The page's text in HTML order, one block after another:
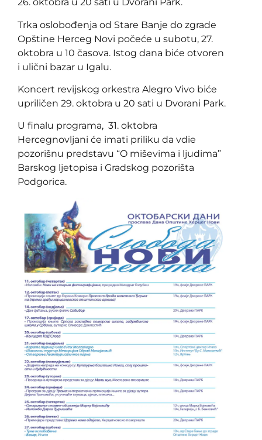
Trka oslobođenja od Stare Banje do zgrade
Opštine Herceg Novi počeće u subotu, 27.
oktobra u 10 časova. Istog dana biće otvoren
i ulični bazar u Igalu.
Koncert revijskog orkestra Alegro Vivo biće
upriličen 29. oktobra u 20 sati u Dvorani Park.
U finalu programa, 31. oktobra
Hercegnovljani će imati priliku da vdie
pozorišnu predstavu “O miševima i ljudima”
Barskog ljetopisa i Gradskog pozorišta
Podgorica.